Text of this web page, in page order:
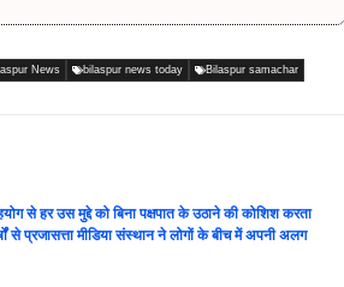
News bilaspur news today Bilaspur samachar
से हर उस मुद्दे को बिना पक्षपात के उठाने की कोशिश करता
से प्रजासत्ता मीडिया संस्थान ने लोगों के बीच में अपनी अलग